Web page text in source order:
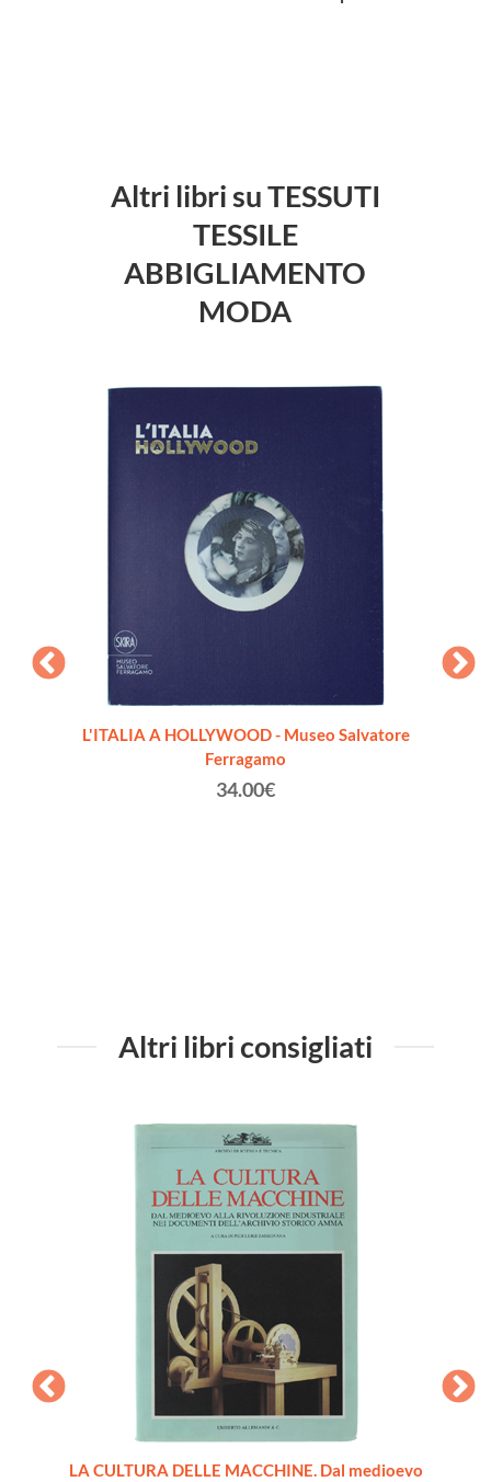
Altri libri su TESSUTI
TESSILE
ABBIGLIAMENTO
MODA
L'ITALIA A HOLLYWOOD - Museo Salvatore
Ferragamo
34.00€
Altri libri consigliati
LA CULTURA DELLE MACCHINE. Dal medioevo